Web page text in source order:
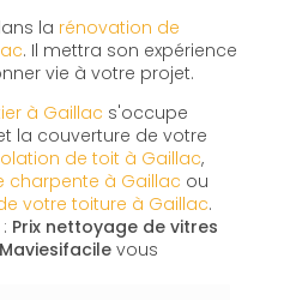
la rénovation de
. Il mettra son expérience
vie à votre projet.
à Gaillac s'occupe
la couverture de votre
de toit à Gaillac,
charpente à Gaillac ou
votre toiture à Gaillac.
Prix nettoyage de vitres
vous